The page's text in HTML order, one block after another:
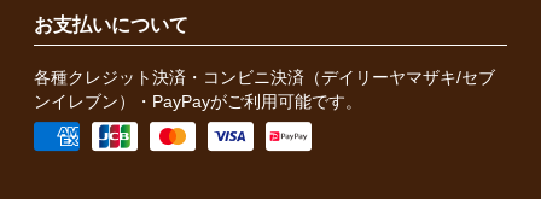
お支払いについて
各種クレジット決済・コンビニ決済（デイリーヤマザキ/セブ
ンイレブン）・PayPayがご利用可能です。